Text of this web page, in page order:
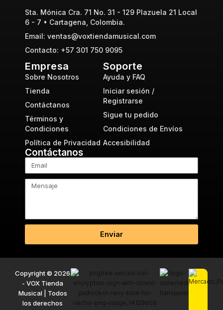
Sta. Mónica Cra. 71 No. 31 - 129 Plazuela 21 Local
6 - 7 • Cartagena, Colombia.
Email: ventas@voxtiendamusical.com
Contacto: +57 301 750 9095
Empresa
Sobre Nosotros
Tienda
Contáctanos
Términos y
Condiciones
Política de Privacidad
Soporte
Ayuda y FAQ
Iniciar sesión /
Registrarse
Sigue tu pedido
Condiciones de Envíos
Accesibilidad
Contáctanos
Enviar
Copyright © 2026
- VOX Tienda
Musical | Todos
los derechos